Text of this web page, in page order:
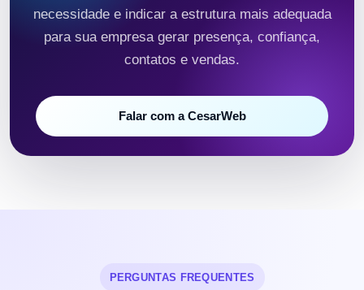
necessidade e indicar a estrutura mais adequada
para sua empresa gerar presença, confiança,
contatos e vendas.
Falar com a CesarWeb
PERGUNTAS FREQUENTES